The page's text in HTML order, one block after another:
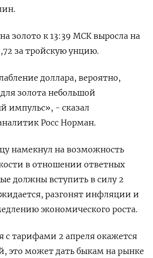
золото к 13:39 МСК выросла на
за тройскую унцию.
доллара, вероятно,
для золота небольшой
импульс», - сказал
Росс Норман.
намекнул на возможность
в отношении ответных
должны вступить в силу 2
разгонят инфляции и
экономического роста.
с тарифами 2 апреля окажется
это может дать быкам на рынке